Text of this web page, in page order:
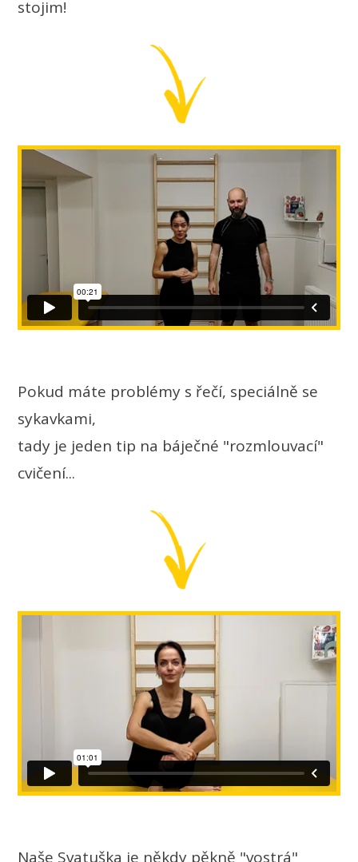
stojim!
Pokud máte problémy s řečí, speciálně se
sykavkami,
tady je jeden tip na báječné "rozmlouvací"
cvičení...
Naše Svatuška je někdy pěkně "vostrá"